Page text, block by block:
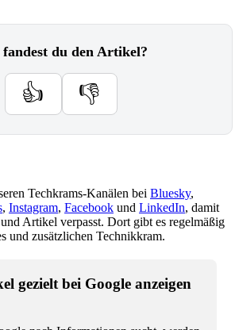
du den Artikel?
👍 👎
Techkrams-Kanälen bei Bluesky,
, Instagram, Facebook und LinkedIn, damit
Artikel verpasst. Dort gibt es regelmäßig
und zusätzlichen Technikkram.
gezielt bei Google anzeigen